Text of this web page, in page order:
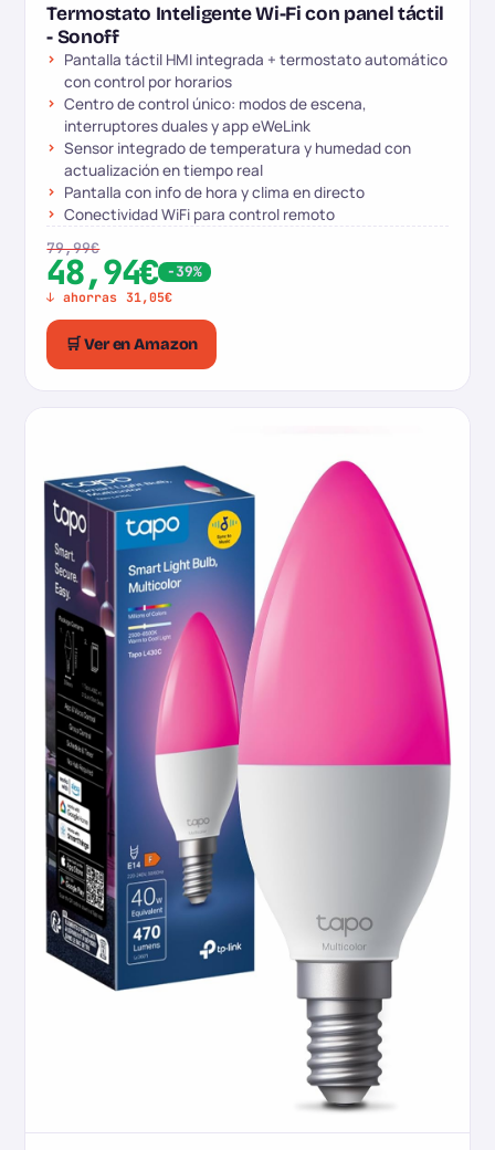
Termostato Inteligente Wi-Fi con panel táctil
- Sonoff
Pantalla táctil HMI integrada + termostato automático
con control por horarios
Centro de control único: modos de escena,
interruptores duales y app eWeLink
Sensor integrado de temperatura y humedad con
actualización en tiempo real
Pantalla con info de hora y clima en directo
Conectividad WiFi para control remoto
79,99€
48,94€ -39%
↓ ahorras 31,05€
🛒 Ver en Amazon